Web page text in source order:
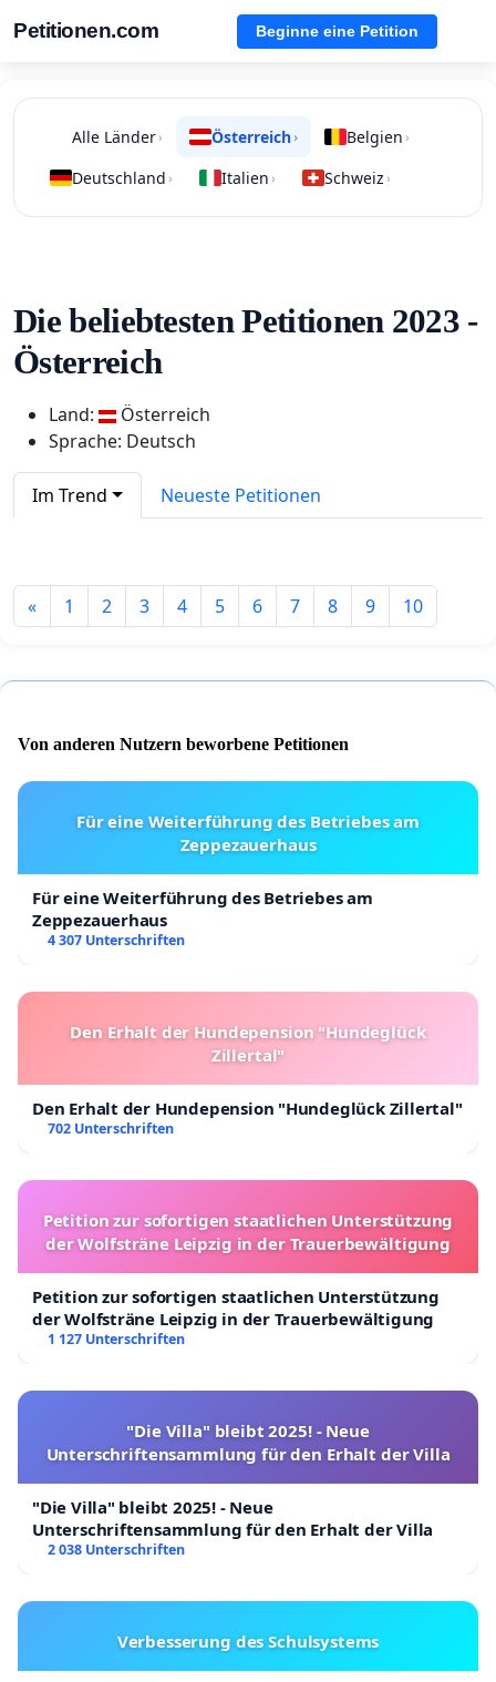
Petitionen.com Beginne eine Petition
Alle Länder› Österreich› Belgien ›
Deutschland › Italien › Schweiz ›
Die beliebtesten Petitionen 2023 -
Österreich
Land:
Österreich
Sprache: Deutsch
Im Trend Neueste Petitionen
« 1 2 3 4 5 6 7 8 9 10
Von anderen Nutzern beworbene Petitionen
Für eine Weiterführung des Betriebes am
Zeppezauerhaus
Für eine Weiterführung des Betriebes am
Zeppezauerhaus
4 307 Unterschriften
Den Erhalt der Hundepension "Hundeglück
Zillertal"
Den Erhalt der Hundepension "Hundeglück Zillertal"
702 Unterschriften
Petition zur sofortigen staatlichen Unterstützung
der Wolfsträne Leipzig in der Trauerbewältigung
Petition zur sofortigen staatlichen Unterstützung
der Wolfsträne Leipzig in der Trauerbewältigung
1 127 Unterschriften
"Die Villa" bleibt 2025! - Neue
Unterschriftensammlung für den Erhalt der Villa
"Die Villa" bleibt 2025! - Neue
Unterschriftensammlung für den Erhalt der Villa
2 038 Unterschriften
Verbesserung des Schulsystems